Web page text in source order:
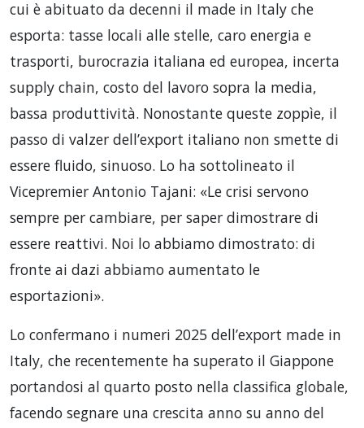
cui è abituato da decenni il made in Italy che
esporta: tasse locali alle stelle, caro energia e
trasporti, burocrazia italiana ed europea, incerta
supply chain, costo del lavoro sopra la media,
bassa produttività. Nonostante queste zoppìe, il
passo di valzer dell’export italiano non smette di
essere fluido, sinuoso. Lo ha sottolineato il
Vicepremier Antonio Tajani: «Le crisi servono
sempre per cambiare, per saper dimostrare di
essere reattivi. Noi lo abbiamo dimostrato: di
fronte ai dazi abbiamo aumentato le
esportazioni».
Lo confermano i numeri 2025 dell’export made in
Italy, che recentemente ha superato il Giappone
portandosi al quarto posto nella classifica globale,
facendo segnare una crescita anno su anno del